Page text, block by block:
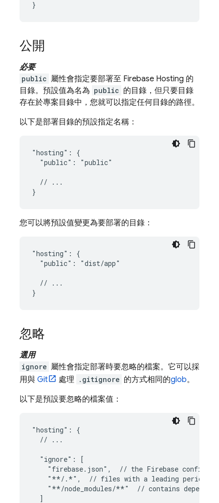
公開
必要
public 屬性會指定要部署至 Firebase Hosting 的
目錄。預設值為名為 public 的目錄，但只要目錄
存在於專案目錄中，您就可以指定任何目錄的路徑。
以下是部署目錄的預設指定名稱：
"hosting": {
  "public": "public"
  // ...
您可以將預設值變更為要部署的目錄：
"hosting": {
  "public": "dist/app"
  // ...
忽略
選用
ignore 屬性會指定部署時要忽略的檔案。它可以採
用與 Git 處理 .gitignore 的方式相同的glob。
以下是預設要忽略的檔案值：
"hosting": {
  // ...
  "ignore": [
"firebase.json",  // the Firebase
"**/.*",  // files with a leading period
"**/node_modules/**"  // contains
  ]